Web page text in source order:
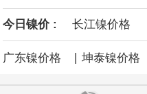
今日镍价 : 长江镍价格
广东镍价格 | 坤泰镍价格